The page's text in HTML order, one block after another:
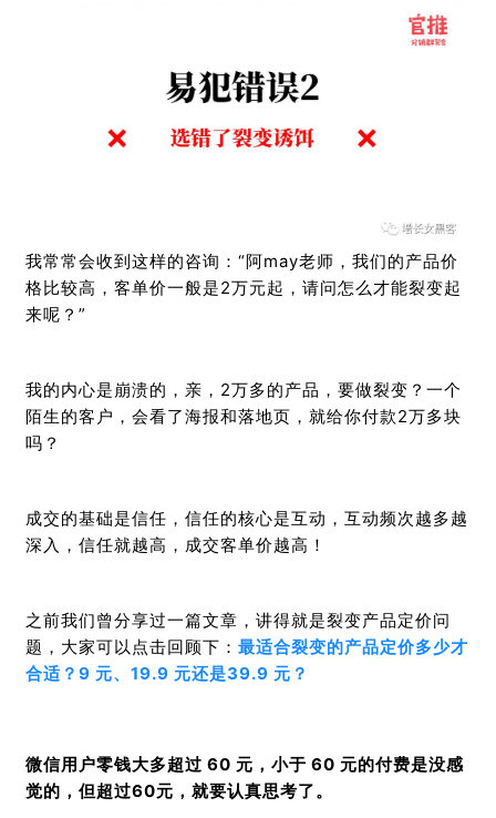
我常常会收到这样的咨询：“阿may老师，我们的产品价
格比较高，客单价一般是2万元起，请问怎么才能裂变起
来呢？”
我的内心是崩溃的，亲，2万多的产品，要做裂变？一个
陌生的客户，会看了海报和落地页，就给你付款2万多块
吗？
成交的基础是信任，信任的核心是互动，互动频次越多越
深入，信任就越高，成交客单价越高！
之前我们曾分享过一篇文章，讲得就是裂变产品定价问
题，大家可以点击回顾下： 最适合裂变的产品定价多少才
合适？ 9 元、19.9 元还是39.9 元？
微信用户零钱大多超过 60 元，小于 60 元的付费是没感
觉的，但超过60元，就要认真思考了。